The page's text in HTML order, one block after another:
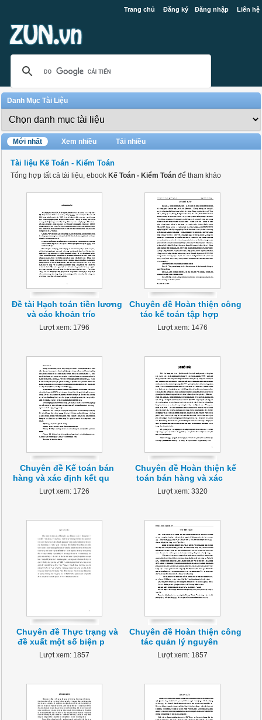
Trang chủ Đăng ký Đăng nhập Liên hệ
Danh Mục Tài Liệu
Mới nhất Xem nhiều Tải nhiều
Tài liệu Kế Toán - Kiểm Toán
Tổng hợp tất cả tài liệu, ebook Kế Toán - Kiểm Toán để tham khảo
Đề tài Hạch toán tiền lương
và các khoản tríc
Lượt xem: 1796
Chuyên đề Hoàn thiện công
tác kế toán tập hợp
Lượt xem: 1476
Chuyên đề Kế toán bán
hàng và xác định kết qu
Lượt xem: 1726
Chuyên đề Hoàn thiện kế
toán bán hàng và xác
Lượt xem: 3320
Chuyên đề Thực trạng và
đề xuất một số biện p
Lượt xem: 1857
Chuyên đề Hoàn thiện công
tác quản lý nguyên
Lượt xem: 1857